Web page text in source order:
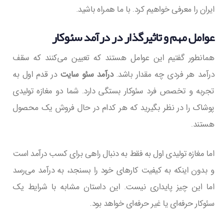
ایران را معرفی خواهیم کرد. با ما همراه باشید.
عوامل مهم و تاثیرگذار در درآمد سئوکار
همانطور گفتیم این عوامل هستند که تعیین می‌کنند که سقف
درآمد هر فردی چه مقدار باشد‌.درآمد سئو سایت در قدم اول به
تجربه و تخصص فرد سئوکار بستگی دارد. شما دو مغازه تولیدی
پوشاک را در نظر بگیرید که هر کدام در حال فروش یک محصول
هستند.
اما مغازه تولیدی اول به فقط به دنبال راهی برای کسب درآمد است
و بدون اینکه به کیفیت کارهای خود را بسنجد، به درآمد می‌رسد
اما این چیز پایداری نیست. این داستان مشابه با شرایط یک
سئوکار حرفه‌ای یا غیر حرفه‌ای خواهد بود.